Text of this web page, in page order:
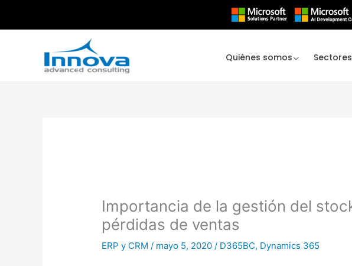
Quiénes somos Sectores
Importancia de la gestión del
pérdidas de ventas
ERP y CRM / mayo 5, 2020/ D365BC, Dynamics 365